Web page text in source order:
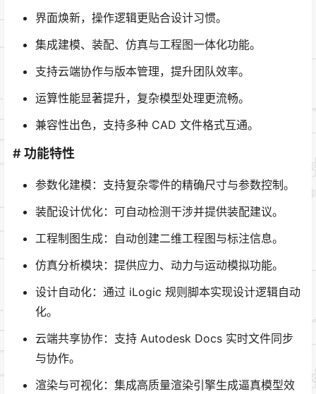
界面焕新，操作逻辑更贴合设计习惯。
集成建模、装配、仿真与工程图一体化功能。
支持云端协作与版本管理，提升团队效率。
运算性能显著提升，复杂模型处理更流畅。
兼容性出色，支持多种 CAD 文件格式互通。
# 功能特性
参数化建模：支持复杂零件的精确尺寸与参数控制。
装配设计优化：可自动检测干涉并提供装配建议。
工程制图生成：自动创建二维工程图与标注信息。
仿真分析模块：提供应力、动力与运动模拟功能。
设计自动化：通过 iLogic 规则脚本实现设计逻辑自动
化。
云端共享协作：支持 Autodesk Docs 实时文件同步
与协作。
渲染与可视化：集成高质量渲染引擎生成逼真模型效